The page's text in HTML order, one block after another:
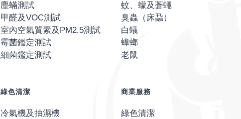
塵蟎測試
甲醛及VOC測試
室內空氣質素及PM2.5測試
霉菌鑑定測試
細菌鑑定測試
綠色清潔
冷氣機及抽濕機
蚊、蠓及蒼蠅
臭蟲（床蝨）
白蟻
蟑螂
老鼠
商業服務
綠色清潔